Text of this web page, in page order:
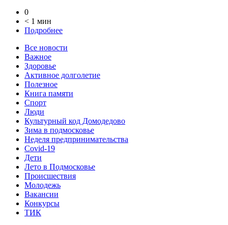
0
< 1 мин
Подробнее
Все новости
Важное
Здоровье
Активное долголетие
Полезное
Книга памяти
Спорт
Люди
Культурный код Домодедово
Зима в подмосковье
Неделя предпринимательства
Covid-19
Дети
Лето в Подмосковье
Происшествия
Молодежь
Вакансии
Конкурсы
ТИК